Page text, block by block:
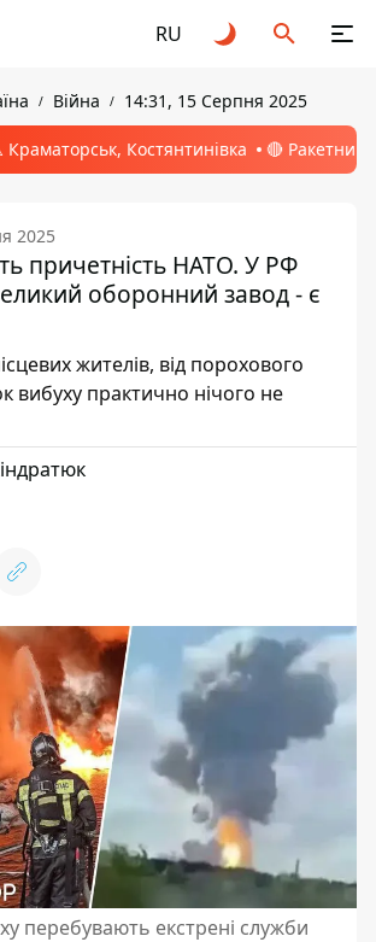
RU
Війна 14:31, 15 Серпня 2025
Костянтинівка 🔴 Ракетний
2025
причетність НАТО. У РФ
оборонний завод - є
жителів, від порохового
вибуху практично нічого не
перебувають екстрені служби